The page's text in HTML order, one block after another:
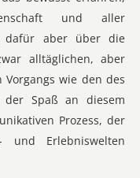
und aller
dafür aber über die
alltäglichen, aber
wie den des
der Spaß an diesem
Prozess, der
und Erlebniswelten